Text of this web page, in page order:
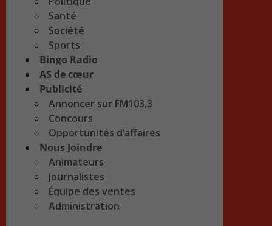
Santé
Société
Sports
Bingo Radio
AS de cœur
Publicité
Annoncer sur FM103,3
Concours
Opportunités d’affaires
Nous Joindre
Animateurs
Journalistes
Équipe des ventes
Administration